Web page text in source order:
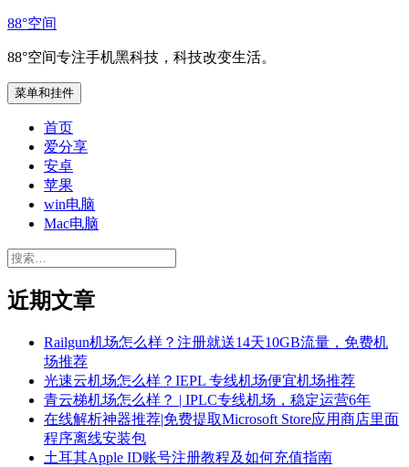
跳
内
容
88°空间
88°空间专注手机黑科技，科技改变生活。
菜单和挂件
首页
爱分享
安卓
苹果
win电脑
Mac电脑
搜
近期文章
Railgun机场怎么样？注册就送14天10GB流量，免费机
场推荐
光速云机场怎么样？IEPL 专线机场便宜机场推荐
青云梯机场怎么样？ | IPLC专线机场，稳定运营6年
在线解析神器推荐|免费提取Microsoft Store应用商店里面
程序离线安装包
土耳其Apple ID账号注册教程及如何充值指南